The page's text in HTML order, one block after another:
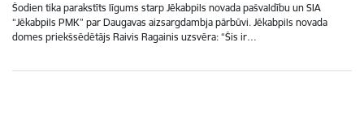
Šodien tika parakstīts līgums starp Jēkabpils novada pašvaldību un SIA
“Jēkabpils PMK” par Daugavas aizsargdambja pārbūvi. Jēkabpils novada
domes priekšsēdētājs Raivis Ragainis uzsvēra: “Šis ir…